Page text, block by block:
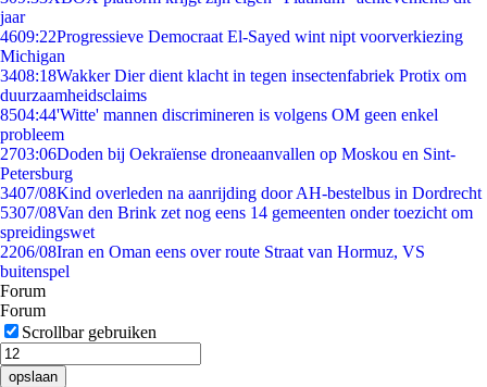
jaar
4609:22Progressieve Democraat El-Sayed wint nipt voorverkiezing
Michigan
3408:18Wakker Dier dient klacht in tegen insectenfabriek Protix om
duurzaamheidsclaims
8504:44'Witte' mannen discrimineren is volgens OM geen enkel
probleem
2703:06Doden bij Oekraïense droneaanvallen op Moskou en Sint-
Petersburg
3407/08Kind overleden na aanrijding door AH-bestelbus in Dordrecht
5307/08Van den Brink zet nog eens 14 gemeenten onder toezicht om
spreidingswet
2206/08Iran en Oman eens over route Straat van Hormuz, VS
buitenspel
Forum
Forum
Scrollbar gebruiken
opslaan